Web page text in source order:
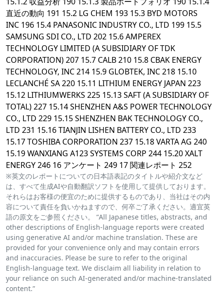
直近の動向 191 15.2 LG CHEM 193 15.3 BYD MOTORS
INC 196 15.4 PANASONIC INDUSTRY CO., LTD 199 15.5
SAMSUNG SDI CO., LTD 202 15.6 AMPEREX
TECHNOLOGY LIMITED (A SUBSIDIARY OF TDK
CORPORATION) 207 15.7 CALB 210 15.8 CBAK ENERGY
TECHNOLOGY, INC 214 15.9 GLOBTEK, INC 218 15.10
LECLANCHÉ SA 220 15.11 LITHIUM ENERGY JAPAN 223
15.12 LITHIUMWERKS 225 15.13 SAFT (A SUBSIDIARY OF
TOTAL) 227 15.14 SHENZHEN A&S POWER TECHNOLOGY
CO., LTD 229 15.15 SHENZHEN BAK TECHNOLOGY CO.,
LTD 231 15.16 TIANJIN LISHEN BATTERY CO., LTD 233
15.17 TOSHIBA CORPORATION 237 15.18 VARTA AG 240
15.19 WANXIANG A123 SYSTEMS CORP 244 15.20 XALT
ENERGY 246 16 アンケート 249 17 関連レポート 252
※英文のレポートについての日本語表記のタイトルや紹介文など
は、すべて生成AIや自動翻訳ソフトを使用して提供しております。
それらはお客様の便宜のために提供するものであり、当社はその内
容について責任を負いかねますので、何卒ご了承ください。適宜英
語の原文をご参照ください。 “All Japanese titles, abstracts, and
other descriptions of English-language reports were created
using generative AI and/or machine translation. These are
provided for your convenience only and may contain errors
and inaccuracies. Please be sure to refer to the original
English-language text. We disclaim all liability in relation to
your reliance on such AI-generated and/or machine-translated
content.”